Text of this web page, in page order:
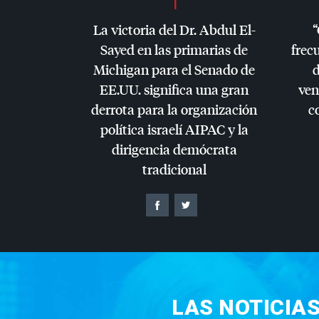
La victoria del Dr. Abdul El-
Sayed en las primarias de
Michigan para el Senado de
EE.UU. significa una gran
derrota para la organización
política israelíAIPACy la
dirigencia demócrata
tradicional
LAS